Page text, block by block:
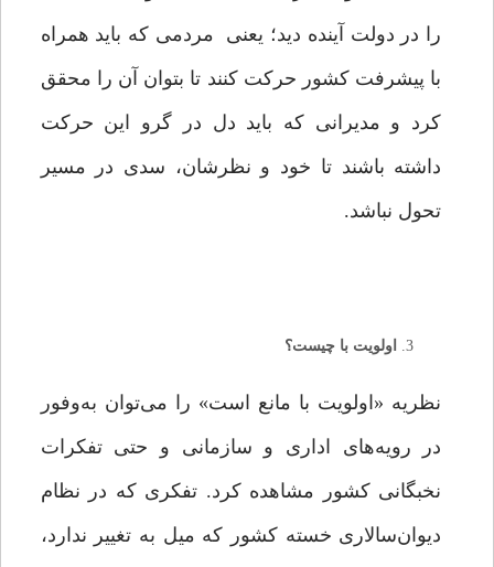
را در دولت آینده دید؛ یعنی مردمی که باید همراه
با پیشرفت کشور حرکت کنند تا بتوان آن را محقق
کرد و مدیرانی که باید دل در گرو این حرکت
داشته باشند تا خود و نظرشان، سدی در مسیر
تحول نباشد.
اولویت با چیست؟
نظریه «اولویت با مانع است» را می‌توان به‌وفور
در رویه‌های اداری و سازمانی و حتی تفکرات
نخبگانی کشور مشاهده کرد. تفکری که در نظام
دیوان‌سالاری خسته‌ کشور که میل به تغییر ندارد،